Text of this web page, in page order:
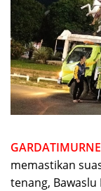
memastikan
tenang,